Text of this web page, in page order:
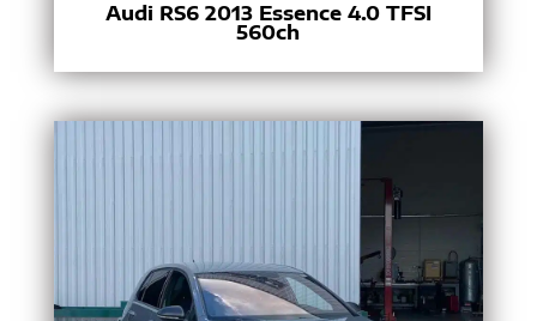
Audi RS6 2013 Essence 4.0 TFSI
560ch